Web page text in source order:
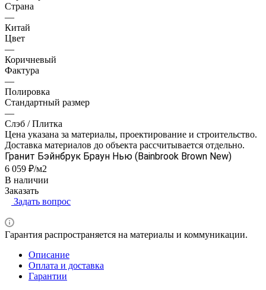
Страна
—
Китай
Цвет
—
Коричневый
Фактура
—
Полировка
Стандартный размер
—
Слэб / Плитка
Цена указана за материалы, проектирование и строительство.
Доставка материалов до объекта рассчитывается отдельно.
Гранит Бэйнбрук Браун Нью (Bainbrook Brown New)
6 059 ₽/м2
В наличии
Заказать
Задать вопрос
Гарантия распространяется на материалы и коммуникации.
Описание
Оплата и доставка
Гарантии